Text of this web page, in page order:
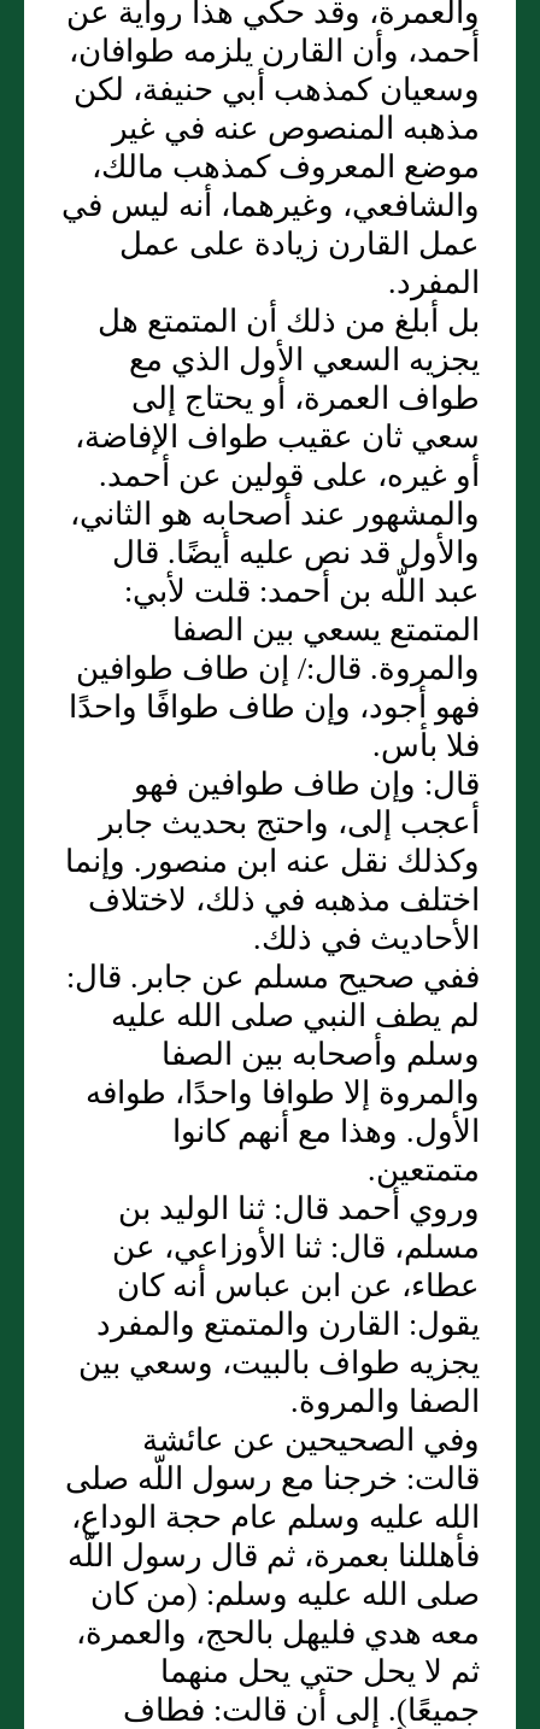
والعمرة، وقد حكي هذا رواية عن
أحمد، وأن القارن يلزمه طوافان،
وسعيان كمذهب أبي حنيفة، لكن
مذهبه المنصوص عنه في غير
موضع المعروف كمذهب مالك،
والشافعي، وغيرهما، أنه ليس في
عمل القارن زيادة على عمل
المفرد‏.‏
بل أبلغ من ذلك أن المتمتع هل
يجزيه السعي الأول الذي مع
طواف العمرة، أو يحتاج إلى
سعي ثان عقيب طواف الإفاضة،
أو غيره، على قولين عن أحمد‏.‏
والمشهور عند أصحابه هو الثاني،
والأول قد نص عليه أيضًا‏.‏ قال
عبد اللّه بن أحمد‏:‏ قلت لأبي‏:‏
المتمتع يسعي بين الصفا
والمروة‏.‏ قال‏:‏/ إن طاف طوافين
فهو أجود، وإن طاف طوافًا واحدًا
فلا بأس‏.‏
قال‏:‏ وإن طاف طوافين فهو
أعجب إلى، واحتج بحديث جابر
وكذلك نقل عنه ابن منصور‏.‏ وإنما
اختلف مذهبه في ذلك، لاختلاف
الأحاديث في ذلك‏.‏
ففي صحيح مسلم عن جابر‏.‏ قال‏:‏
لم يطف النبي صلى الله عليه
وسلم وأصحابه بين الصفا
والمروة إلا طوافا واحدًا، طوافه
الأول‏.‏ وهذا مع أنهم كانوا
متمتعين‏.‏
وروي أحمد قال‏:‏ ثنا الوليد بن
مسلم، قال‏:‏ ثنا الأوزاعي، عن
عطاء، عن ابن عباس أنه كان
يقول‏:‏ القارن والمتمتع والمفرد
يجزيه طواف بالبيت، وسعي بين
الصفا والمروة‏.‏
وفي الصحيحين عن عائشة
قالت‏:‏ خرجنا مع رسول اللّه صلى
الله عليه وسلم عام حجة الوداع،
فأهللنا بعمرة، ثم قال رسول اللّه
صلى الله عليه وسلم‏:‏ ‏(‏من كان
معه هدي فليهل بالحج، والعمرة،
ثم لا يحل حتي يحل منهما
جميعًا‏)‏‏.‏ إلى أن قالت‏:‏ فطاف